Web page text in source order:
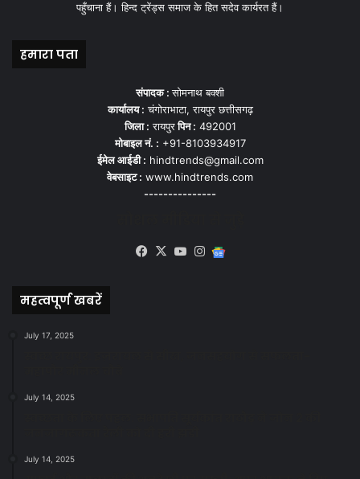
पहुँचाना हैं। हिन्द ट्रेंड्स समाज के हित सदेव कार्यरत हैं।
हमारा पता
संपादक :सोमनाथ बक्शी
कार्यालय : चंगोराभाटा, रायपुर छत्तीसगढ़
जिला : रायपुरपिन : 492001
मोबाइल नं. : +91-8103934917
ईमेल आईडी : hindtrends@gmail.com
वेबसाइट : www.hindtrends.com
---------------
Facebook
X YouTubeInstagram
महत्वपूर्ण खबरें
July 17, 2025
July 14, 2025
July 14, 2025